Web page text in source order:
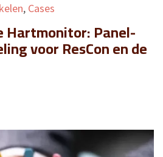
, Cases
Hartmonitor: Panel-
voor ResCon en de